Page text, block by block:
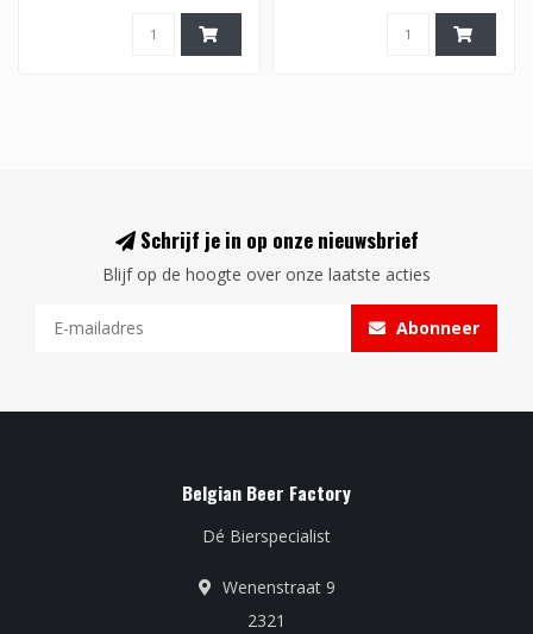
Schrijf je in op onze nieuwsbrief
Blijf op de hoogte over onze laatste acties
Abonneer
Belgian Beer Factory
Dé Bierspecialist
Wenenstraat 9
2321